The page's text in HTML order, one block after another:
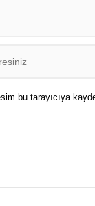
bu tarayıcıya